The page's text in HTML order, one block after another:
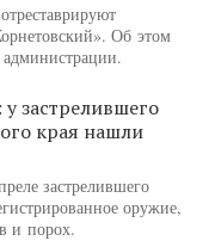
Об этом
застрелившего
края нашли
застрелившего
оружие,
и порох.